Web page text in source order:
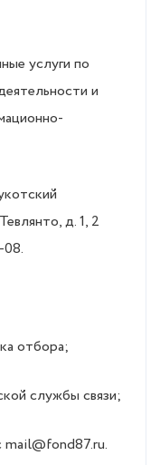
услуги по
и
д. 1, 2
08.
отбора;
службы связи;
mail@fond87.ru.